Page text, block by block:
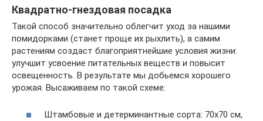
Квадратно-гнездовая посадка
Такой способ значительно облегчит уход за нашими
помидорками (станет проще их рыхлить), а самим
растениям создаст благоприятнейшие условия жизни:
улучшит усвоение питательных веществ и повысит
освещенность. В результате мы добьемся хорошего
урожая. Высаживаем по такой схеме:
Штамбовые и детерминантные сорта: 70х70 см,